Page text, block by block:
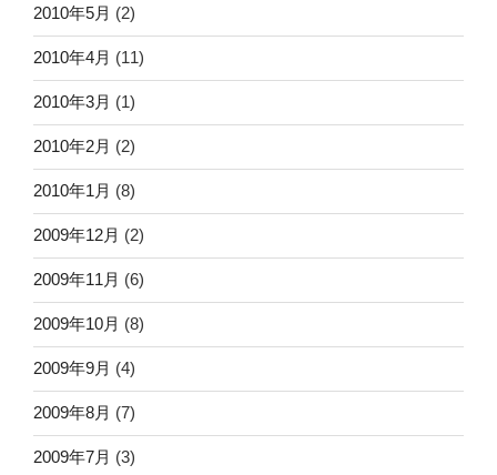
2010年5月 (2)
2010年4月 (11)
2010年3月 (1)
2010年2月 (2)
2010年1月 (8)
2009年12月 (2)
2009年11月 (6)
2009年10月 (8)
2009年9月 (4)
2009年8月 (7)
2009年7月 (3)